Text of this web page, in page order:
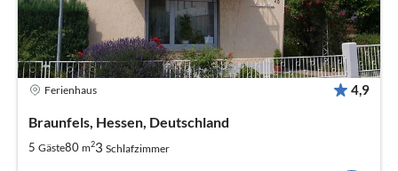
Ferienhaus 4,9
Braunfels, Hessen, Deutschland
5 Gäste80 m23 Schlafzimmer